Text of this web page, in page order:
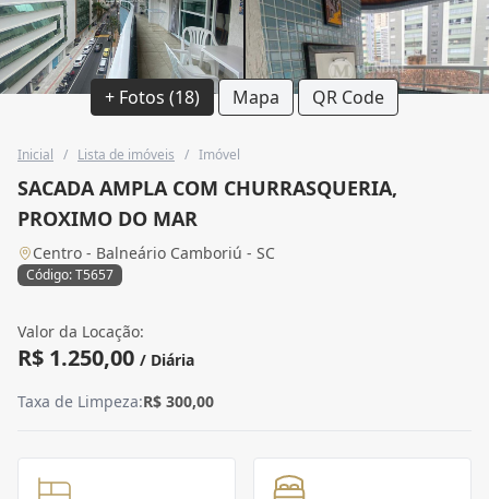
+ Fotos (18) Mapa QR Code
Inicial / Lista de imóveis / Imóvel
SACADA AMPLA COM CHURRASQUERIA,
PROXIMO DO MAR
Centro - Balneário Camboriú - SC
Código: T5657
Valor da Locação:
R$ 1.250,00 / Diária
Taxa de Limpeza:R$ 300,00